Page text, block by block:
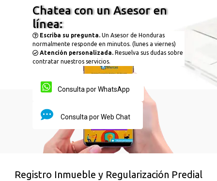
Chatea con un Asesor en
línea:
Escriba su pregunta. Un Asesor de Honduras
normalmente responde en minutos. (lunes a viernes)
Atención personalizada. Resuelva sus dudas sobre
contratar nuestros servicios.
Consulta por WhatsApp
Consulta por Web Chat
Registro Inmueble y Regularización Predial